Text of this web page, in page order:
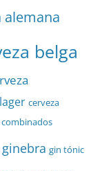
alemana
belga
cerveza
combinados
ginebra gin tónic